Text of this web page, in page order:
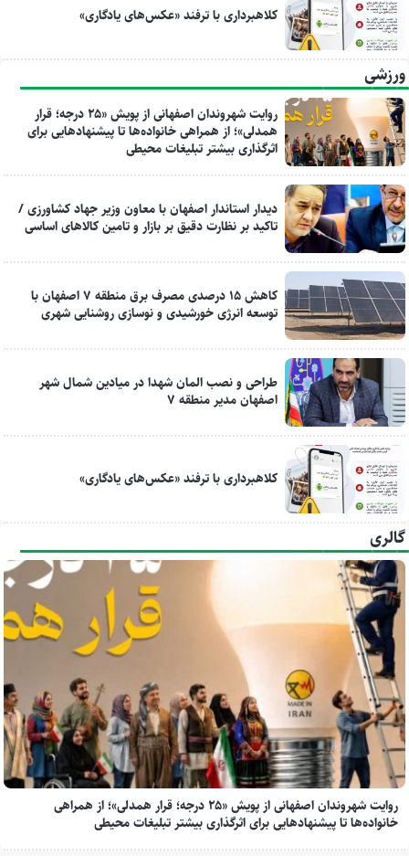
کلاهبرداری با ترفند «عکس‌های یادگاری»
ورزشی
روایت شهروندان اصفهانی از پویش «۲۵ درجه؛ قرار
همدلی»؛ از همراهی خانواده‌ها تا پیشنهادهایی برای
اثرگذاری بیشتر تبلیغات محیطی
دیدار استاندار اصفهان با معاون وزیر جهاد کشاورزی /
تاکید بر نظارت دقیق بر بازار و تامین کالاهای اساسی
کاهش ۱۵ درصدی مصرف برق منطقه ۷ اصفهان با
توسعه انرژی خورشیدی و نوسازی روشنایی شهری
طراحی و نصب المان شهدا در میادین شمال شهر
اصفهان مدیر منطقه ۷
کلاهبرداری با ترفند «عکس‌های یادگاری»
گالری
روایت شهروندان اصفهانی از پویش «۲۵ درجه؛ قرار همدلی»؛ از همراهی
خانواده‌ها تا پیشنهادهایی برای اثرگذاری بیشتر تبلیغات محیطی